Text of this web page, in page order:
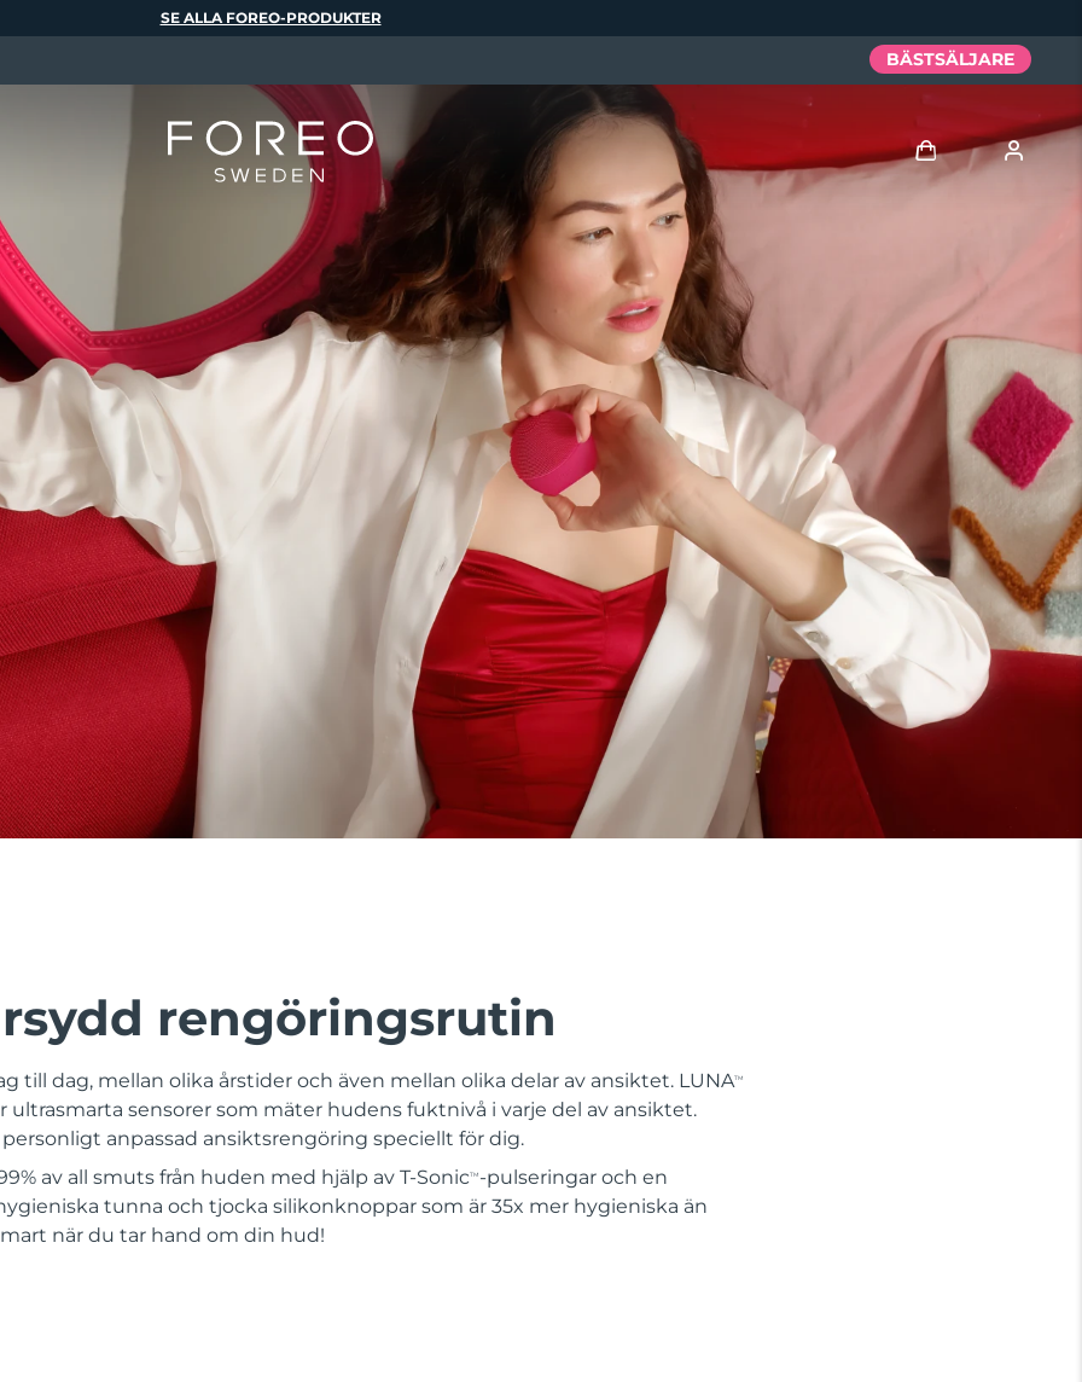
rengöringsrutin
till dag, mellan olika årstider och även mellan olika delar av ansiktet. LUNATM
ultrasmarta sensorer som mäter hudens fuktnivå i varje del av ansiktet.
anpassad ansiktsrengöring speciellt för dig.
av all smuts från huden med hjälp av T-SonicTM -pulseringar och en
tunna och tjocka silikonknoppar som är 35x mer hygieniska än
när du tar hand om din hud!
SE ALLA FOREO-PRODUKTER
BÄSTSÄLJARE
Användarprofil
Mina enheter
Mina beställningar
Mina adresser
Mina prenumerationer